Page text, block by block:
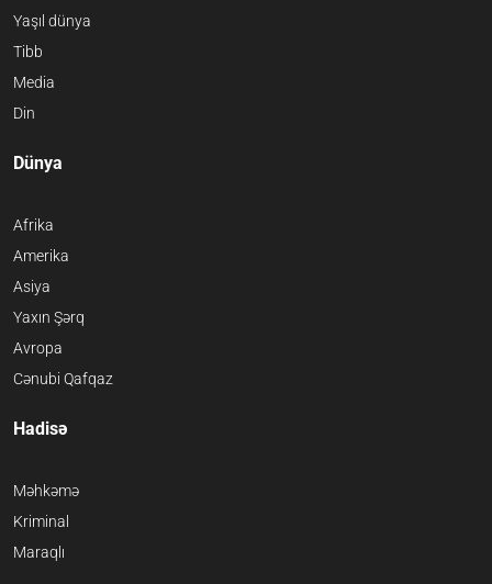
Yaşıl dünya
Tibb
Media
Din
Dünya
Afrika
Amerika
Asiya
Yaxın Şərq
Avropa
Cənubi Qafqaz
Hadisə
Məhkəmə
Kriminal
Maraqlı